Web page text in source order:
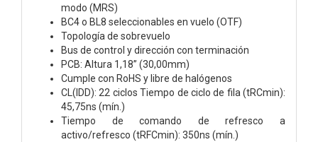
modo (MRS)
BC4 o BL8 seleccionables en vuelo (OTF)
Topología de sobrevuelo
Bus de control y dirección con terminación
PCB: Altura 1,18” (30,00mm)
Cumple con RoHS y libre de halógenos
CL(IDD): 22 ciclos Tiempo de ciclo de fila (tRCmin):
45,75ns (mín.)
Tiempo de comando de refresco a
activo/refresco (tRFCmin): 350ns (mín.)